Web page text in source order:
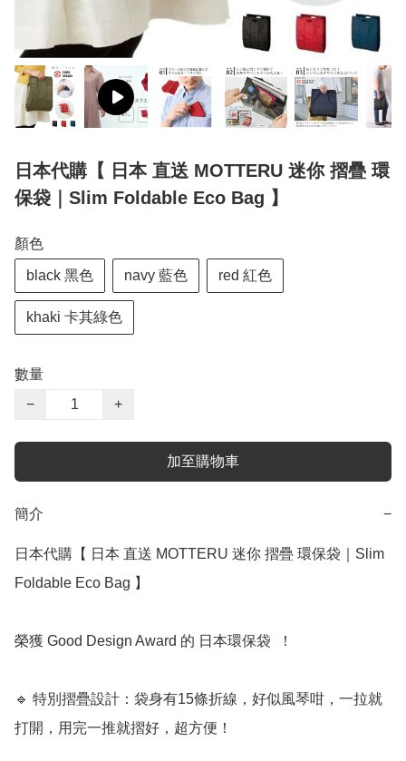
日本代購【 日本 直送 MOTTERU 迷你 摺疊 環
保袋｜Slim Foldable Eco Bag 】
顏色
black 黑色 navy 藍色 red 紅色
khaki 卡其綠色
數量
−
+
加至購物車
簡介 −
日本代購【 日本 直送 MOTTERU 迷你 摺疊 環保袋｜Slim
Foldable Eco Bag 】﻿
榮獲 Good Design Award 的 日本環保袋  ！
🔹 特別摺疊設計：袋身有15條折線，好似風琴咁，一拉就
打開，用完一推就摺好，超方便！